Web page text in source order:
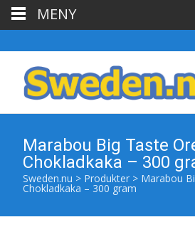
Marabou Big Taste
Chokladkaka – 300
Sweden.nu > Produkter > Marabou
Chokladkaka – 300 gram
MENY